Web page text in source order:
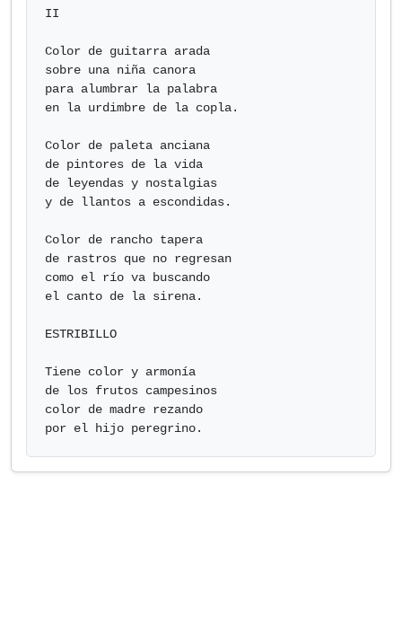
II
Color de guitarra arada
sobre una niña canora
para alumbrar la palabra
en la urdimbre de la copla.
Color de paleta anciana
de pintores de la vida
de leyendas y nostalgias
y de llantos a escondidas.
Color de rancho tapera
de rastros que no regresan
como el río va buscando
el canto de la sirena.
ESTRIBILLO
Tiene color y armonía
de los frutos campesinos
color de madre rezando
por el hijo peregrino.